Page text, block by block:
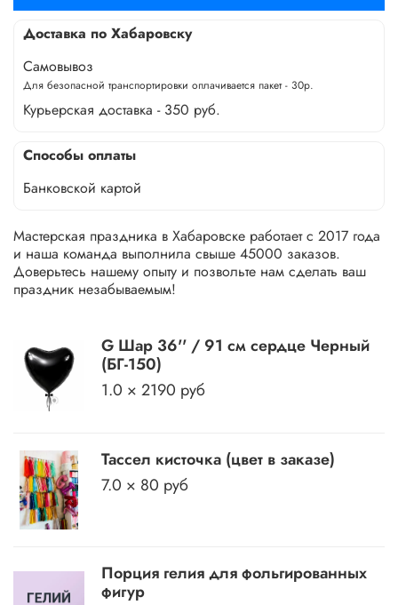
Доставка по Хабаровску
Самовывоз
Для безопасной транспортировки оплачивается пакет - 30р.
Курьерская доставка - 350 руб.
Способы оплаты
Банковской картой
G Шар 36'' / 91 см сердце Черный
(БГ-150)
1.0 × 2190 руб
Тассел кисточка (цвет в заказе)
7.0 × 80 руб
Порция гелия для фольгированных
фигур
Мастерская праздника в Хабаровске работает с 2017 года
и наша команда выполнила свыше 45000 заказов.
Доверьтесь нашему опыту и позвольте нам сделать ваш
праздник незабываемым!